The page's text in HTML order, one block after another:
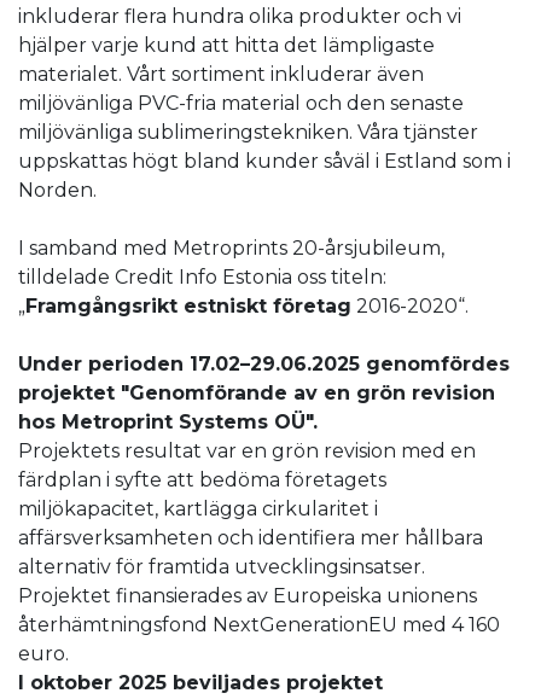
inkluderar flera hundra olika produkter och vi
hjälper varje kund att hitta det lämpligaste
materialet. Vårt sortiment inkluderar även
miljövänliga PVC-fria material och den senaste
miljövänliga sublimeringstekniken. Våra tjänster
uppskattas högt bland kunder såväl i Estland som i
Norden.
I samband med Metroprints 20-årsjubileum,
tilldelade Credit Info Estonia oss titeln:
„Framgångsrikt estniskt företag 2016-2020“.
Under perioden 17.02–29.06.2025 genomfördes
projektet "Genomförande av en grön revision
hos Metroprint Systems OÜ".
Projektets resultat var en grön revision med en
färdplan i syfte att bedöma företagets
miljökapacitet, kartlägga cirkularitet i
affärsverksamheten och identifiera mer hållbara
alternativ för framtida utvecklingsinsatser.
Projektet finansierades av Europeiska unionens
återhämtningsfond NextGenerationEU med 4 160
euro.
I oktober 2025 beviljades projektet